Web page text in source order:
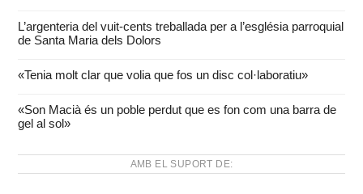
L’argenteria del vuit-cents treballada per a l’església parroquial
de Santa Maria dels Dolors
«Tenia molt clar que volia que fos un disc col·laboratiu»
«Son Macià és un poble perdut que es fon com una barra de
gel al sol»
AMB EL SUPORT DE: